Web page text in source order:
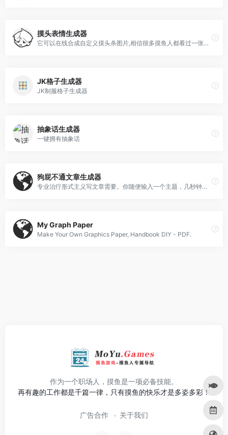
摸头表情生成器
它可以在线合成自定义摸头杀图片,相信很多摸鱼人都看过一张这只手摸鱼的表情。
JK格子生成器
JK制服格子生成器
抽象话生成器
一键拥有抽象话
狗屁不通文章生成器
专业治疗形式主义写文章需要。你随便输入一个主题，几秒钟的时间就可以给你生成一篇5000字以上的文章！真的很有意思，仔细看看内容，竟然写的还挺有深度的，不妨试试！
My Graph Paper
Make Your Own Graphics Paper, Handbook DIY - PDF.
作为一个职场人，摸鱼是一项必备技能。
再有趣的工作都是千篇一律，只有摸鱼的快乐才是多姿多彩！
广告合作 关于我们